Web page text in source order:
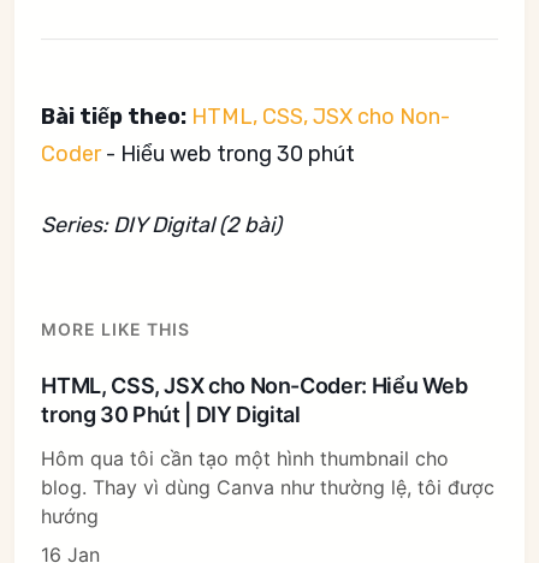
Bài tiếp theo: HTML, CSS, JSX cho Non-
Coder- Hiểu web trong 30 phút
Series: DIY Digital (2 bài)
MORE LIKE THIS
HTML, CSS, JSX cho Non-Coder: Hiểu Web
trong 30 Phút | DIY Digital
Hôm qua tôi cần tạo một hình thumbnail cho
blog. Thay vì dùng Canva như thường lệ, tôi được
hướng
16 Jan